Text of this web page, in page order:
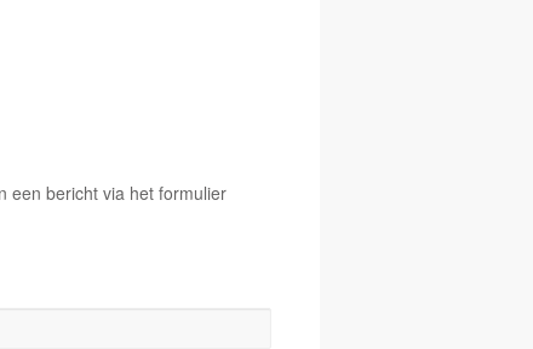
een bericht via het formulier